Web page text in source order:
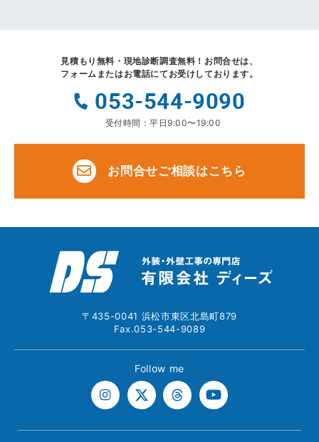
見積もり無料・現地診断調査無料！ お問合せは、
フォームまたはお電話にてお受けしております。
053-544-9090
受付時間：平日9:00〜19:00
お問合せご相談はこちら
〒435-0041 浜松市東区北島町879
Fax.053-544-9089
Follow me